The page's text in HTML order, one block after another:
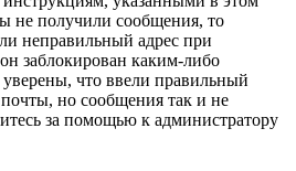
не получили сообщения, то
неправильный адрес при
заблокирован каким-либо
что ввели правильный
но сообщения так и не
за помощью к администратору